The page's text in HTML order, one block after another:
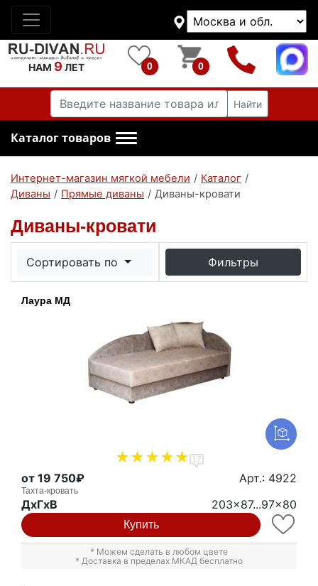
НАМ 9 ЛЕТ 0 0
Найти
Каталог товаров
Интернет-магазин мягкой мебели / Каталог /
Диваны / Прямые диваны / Диваны-кровати
Диваны-кровати
Сортировать по Фильтры
Лаура МД
17
от 19 750₽ Арт.: 4922
Тахта-кровать
ДxГxВ 203x87...97x80
Купить
* Можем сделать в любом цвете
* Доставка в пределах МКАД бесплатно